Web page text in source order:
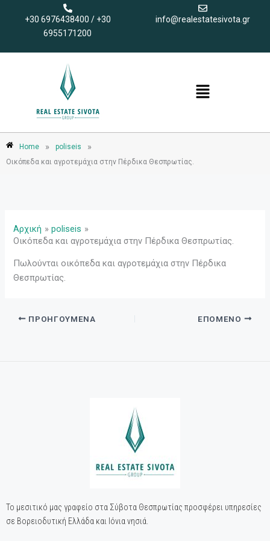
περιεχόμενο
+30 6976438400 / +30
6955171200
info@realestatesivota.gr
Menu
Home » poliseis »
Οικόπεδα και αγροτεμάχια στην Πέρδικα Θεσπρωτίας.
Αρχική
poliseis
Οικόπεδα και αγροτεμάχια στην Πέρδικα Θεσπρωτίας.
Πωλούνται οικόπεδα και αγροτεμάχια στην Πέρδικα
Θεσπρωτίας.
ΠΡΟΗΓΟΎΜΕΝΑ ΕΠΌΜΕΝΟ
Το μεσιτικό μας γραφείο στα Σύβοτα Θεσπρωτίας προσφέρει υπηρεσίες
σε Βορειοδυτική Ελλάδα και Ιόνια νησιά.